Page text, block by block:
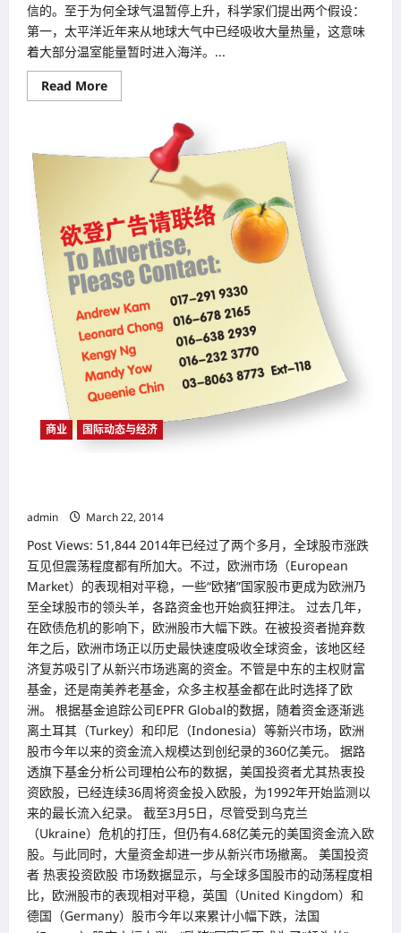
信的。至于为何全球气温暂停上升，科学家们提出两个假设：
第一，太平洋近年来从地球大气中已经吸收大量热量，这意味
着大部分温室能量暂时进入海洋。...
Read MoreRead
more
候
大
日
本
（Japan）
每
年
洪
灾
损
失
67
亿
元
商业 国际动态与经济
admin
March 22, 2014
Post Views: 51,844 2014年已经过了两个多月，全球股市涨跌
互见但震荡程度都有所加大。不过，欧洲市场（European
Market）的表现相对平稳，一些“欧猪”国家股市更成为欧洲乃
至全球股市的领头羊，各路资金也开始疯狂押注。 过去几年，
在欧债危机的影响下，欧洲股市大幅下跌。在被投资者抛弃数
年之后，欧洲市场正以历史最快速度吸收全球资金，该地区经
济复苏吸引了从新兴市场逃离的资金。不管是中东的主权财富
基金，还是南美养老基金，众多主权基金都在此时选择了欧
洲。 根据基金追踪公司EPFR Global的数据，随着资金逐渐逃
离土耳其（Turkey）和印尼（Indonesia）等新兴市场，欧洲
股市今年以来的资金流入规模达到创纪录的360亿美元。 据路
透旗下基金分析公司理柏公布的数据，美国投资者尤其热衷投
资欧股，已经连续36周将资金投入欧股，为1992年开始监测以
来的最长流入纪录。 截至3月5日，尽管受到乌克兰
（Ukraine）危机的打压，但仍有4.68亿美元的美国资金流入欧
股。与此同时，大量资金却进一步从新兴市场撤离。 美国投资
者 热衷投资欧股 市场数据显示，与全球多国股市的动荡程度相
比，欧洲股市的表现相对平稳，英国（United Kingdom）和
德国（Germany）股市今年以来累计小幅下跌，法国